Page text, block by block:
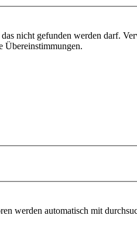
nicht gefunden werden darf.
Übereinstimmungen.
werden automatisch mit